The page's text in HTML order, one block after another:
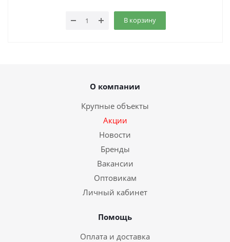
В корзину
О компании
Крупные объекты
Акции
Новости
Бренды
Вакансии
Оптовикам
Личный кабинет
Помощь
Оплата и доставка